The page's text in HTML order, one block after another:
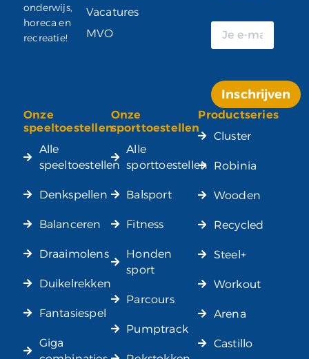
onderwijs,
horeca en
recreatie!
Vacatures
MVO
Inschrijven
Alternative:
Onze
speeltoestellen
Alle
speeltoestellen
Denkspellen
Balanceren
Draaimolens
Duikelrekken
Fantasiespel
Giga
Onze
sporttoestellen
Alle
sporttoestellen
Balsport
Fitness
Honden
sport
Parcours
Pumptrack
Productseries
Cluster
Robinia
Wooden
Recycled
Steel+
Workout
Arena
Castillo